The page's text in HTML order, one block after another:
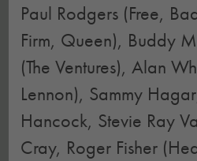
Paul Rodgers (Free,
Firm, Queen), Buddy
(The Ventures), Alan
Lennon), Sammy
Hancock, Stevie Ray
Cray, Roger Fisher